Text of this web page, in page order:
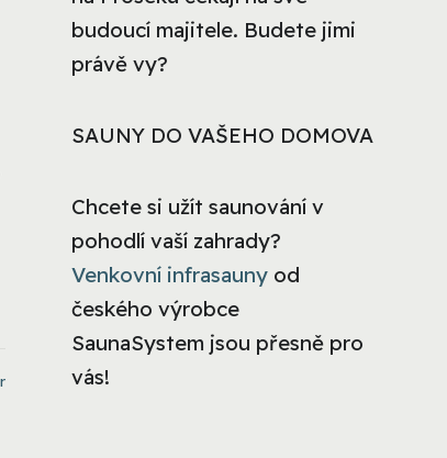
budoucí majitele. Budete jimi
právě vy?
SAUNY DO VAŠEHO DOMOVA
Chcete si užít saunování v
pohodlí vaší zahrady?
Venkovní infrasauny od
českého výrobce
SaunaSystem jsou přesně pro
vás!